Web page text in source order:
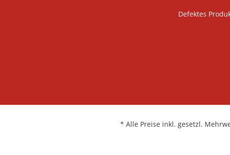
Defektes
* Alle Preise inkl. gesetzl.